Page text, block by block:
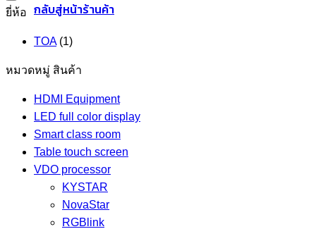
กลับสู่หน้าร้านค้า
ยี่ห้อ
TOA (1)
หมวดหมู่ สินค้า
HDMI Equipment
LED full color display
Smart class room
Table touch screen
VDO processor
KYSTAR
NovaStar
RGBlink